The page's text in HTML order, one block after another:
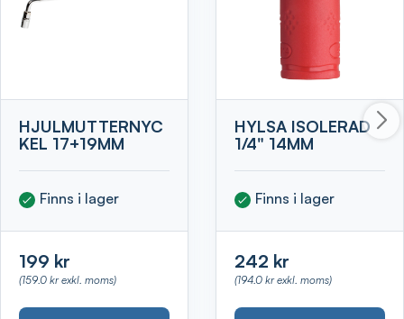
HJULMUTTERNYC
KEL 17+19MM
Finns i lager
199 kr
(159.0 kr exkl. moms)
HYLSA ISOLERAD
1/4" 14MM
Finns i lager
242 kr
(194.0 kr exkl. moms)